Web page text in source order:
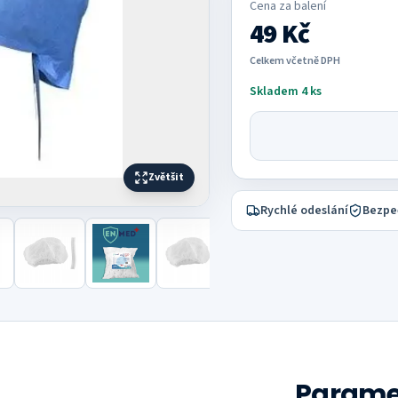
Zvětšit
Cena za balení
49 Kč
Celkem včetně DPH
Skladem 4 ks
Rychlé odeslání